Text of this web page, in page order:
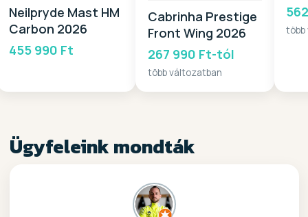
Neilpryde Mast HM
Carbon 2026
455 990 Ft
Cabrinha Prestige
Front Wing 2026
267 990 Ft-tól
több változatban
Ügyfeleink mondták